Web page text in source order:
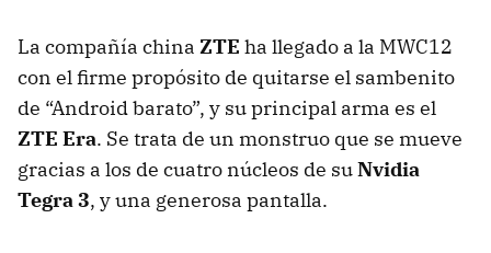
La compañía china ZTE ha llegado a la MWC12
con el firme propósito de quitarse el sambenito
de “Android barato”, y su principal arma es el
ZTE Era. Se trata de un monstruo que se mueve
gracias a los de cuatro núcleos de suNvidia
Tegra 3, y una generosa pantalla.